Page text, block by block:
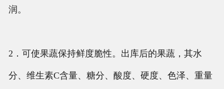
润。
2．可使果蔬保持鲜度脆性。出库后的果蔬，其水
分、维生素C含量、糖分、酸度、硬度、色泽、重量